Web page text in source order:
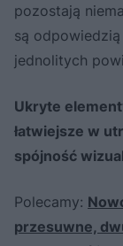
pozostają
są
jednolitych
Ukryte
łatwiejsze w
spójność
Polecamy:
przesuwne,